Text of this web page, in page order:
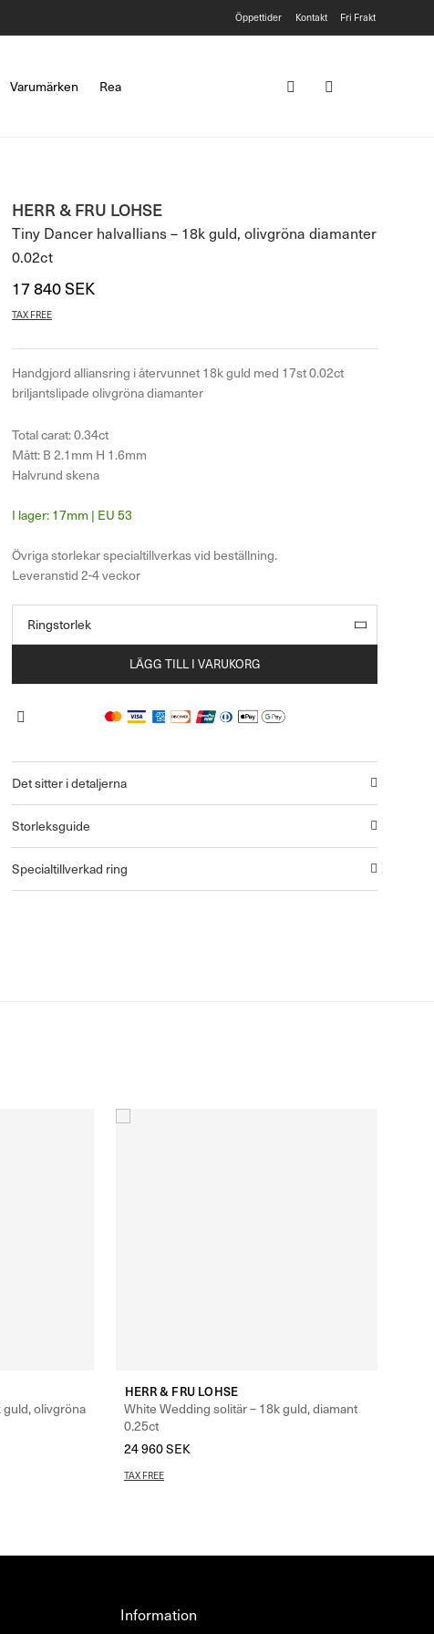
Öppettider Kontakt Fri Frakt
Varumärken Rea
HERR & FRU LOHSE
Tiny Dancer halvallians – 18k guld, olivgröna diamanter
0.02ct
17 840SEK
TAX FREE
Handgjord alliansring i återvunnet 18k guld med 17st 0.02ct
briljantslipade olivgröna diamanter
Total carat: 0.34ct
Mått: B 2.1mm H 1.6mm
Halvrund skena
17mm | EU 53
LÄGG TILL I VARUKORG
Det sitter i detaljerna
Storleksguide
Specialtillverkad ring
guld, olivgröna
HERR & FRU LOHSE
White Wedding solitär – 18k guld, diamant
0.25ct
24 960SEK
TAX FREE
Information